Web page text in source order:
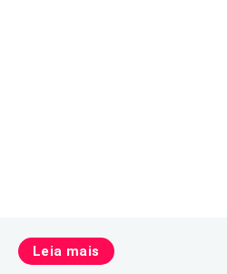
Leia mais